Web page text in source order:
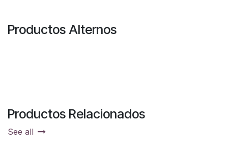
Productos Alternos
Productos Relacionados
See all